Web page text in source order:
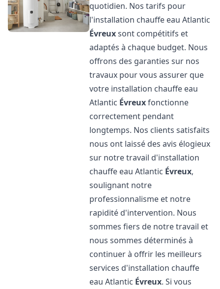
quotidien. Nos tarifs pour
l'installation chauffe eau Atlantic
Évreuxsont compétitifs et
adaptés à chaque budget. Nous
offrons des garanties sur nos
travaux pour vous assurer que
votre installation chauffe eau
Atlantic Évreuxfonctionne
correctement pendant
longtemps. Nos clients satisfaits
nous ont laissé des avis élogieux
sur notre travail d'installation
chauffe eau Atlantic Évreux,
soulignant notre
professionnalisme et notre
rapidité d'intervention. Nous
sommes fiers de notre travail et
nous sommes déterminés à
continuer à offrir les meilleurs
services d'installation chauffe
eau Atlantic Évreux. Si vous